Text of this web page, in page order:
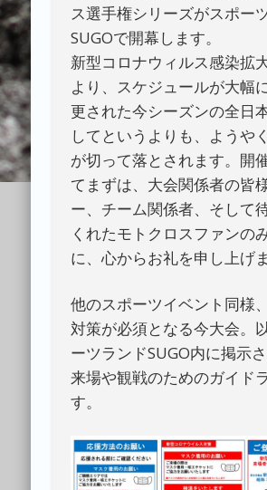
ス選手権シリーズがスポー
SUGOで開幕します。
新型コロナウィルス感染拡
より、スケジュールが大幅
更された今シーズンの全日
してというよりも、ようや
が切って落とされます。開
てまずは、大会関係者の皆
ー、チーム関係者、そして
くれたモトクロスファンの
に、心からお礼を申し上げま
他のスポーツイベント同様
対策が必須となる今大会。
ーツランドSUGO内に掲示
来場や観戦のためのガイド
す。